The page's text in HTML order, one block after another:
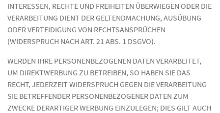
INTERESSEN, RECHTE UND FREIHEITEN ÜBERWIEGEN ODER DIE
VERARBEITUNG DIENT DER GELTENDMACHUNG, AUSÜBUNG
ODER VERTEIDIGUNG VON RECHTSANSPRÜCHEN
(WIDERSPRUCH NACH ART. 21 ABS. 1 DSGVO).
WERDEN IHRE PERSONENBEZOGENEN DATEN VERARBEITET,
UM DIREKTWERBUNG ZU BETREIBEN, SO HABEN SIE DAS
RECHT, JEDERZEIT WIDERSPRUCH GEGEN DIE VERARBEITUNG
SIE BETREFFENDER PERSONENBEZOGENER DATEN ZUM
ZWECKE DERARTIGER WERBUNG EINZULEGEN; DIES GILT AUCH